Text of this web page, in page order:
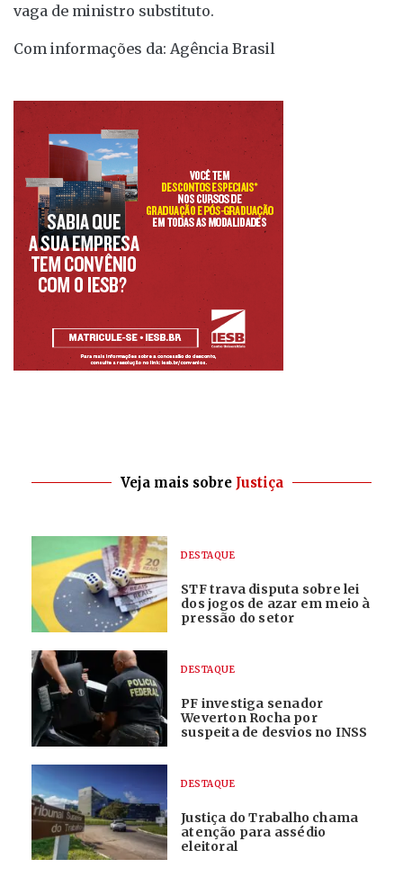
vaga de ministro substituto.
Com informações da: Agência Brasil
Veja mais sobre Justiça
DESTAQUE
STF trava disputa sobre lei
dos jogos de azar em meio à
pressão do setor
DESTAQUE
PF investiga senador
Weverton Rocha por
suspeita de desvios no INSS
DESTAQUE
Justiça do Trabalho chama
atenção para assédio
eleitoral